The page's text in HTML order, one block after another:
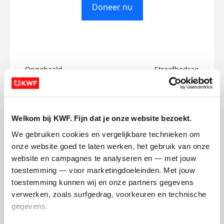
Welkom bij KWF. Fijn dat je onze website bezoekt.
We gebruiken cookies en vergelijkbare technieken om
onze website goed te laten werken, het gebruik van onze
website en campagnes te analyseren en — met jouw
toestemming — voor marketingdoeleinden. Met jouw
toestemming kunnen wij en onze partners gegevens
verwerken, zoals surfgedrag, voorkeuren en technische
gegevens.
Doneer nu
Opgehaald
€0
Streefbedrag
€500
James's badges